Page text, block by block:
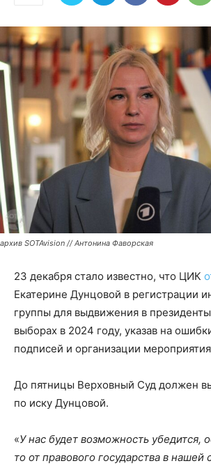
архив SOTAvision // Антонина Фаворская
23 декабря стало известно, что ЦИК
Екатерине Дунцовой в регистрации
группы для выдвижения в
выборах в 2024 году, указав на
подписей и организации
До пятницы Верховный Суд должен
по иску Дунцовой.
«У нас будет возможность убедится,
то от правового государства в нашей